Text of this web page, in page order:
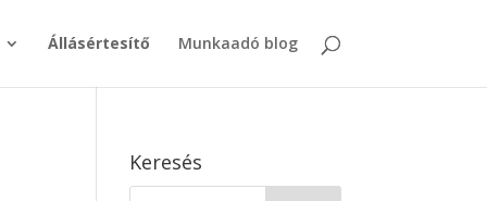
Állásértesítő Munkaadó blog
Keresés